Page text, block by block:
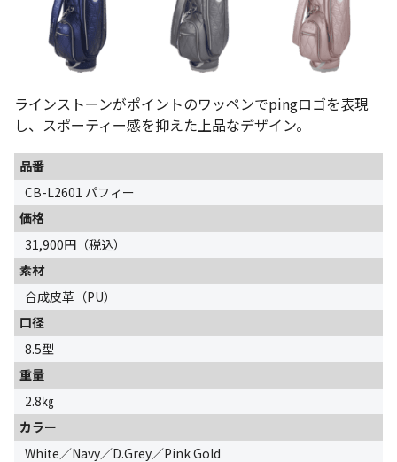
ラインストーンがポイントのワッペンでpingロゴを表現
し、スポーティー感を抑えた上品なデザイン。
品番
CB-L2601 パフィー
価格
31,900円（税込）
素材
合成皮革（PU）
口径
8.5型
重量
2.8㎏
カラー
White／Navy／D.Grey／Pink Gold